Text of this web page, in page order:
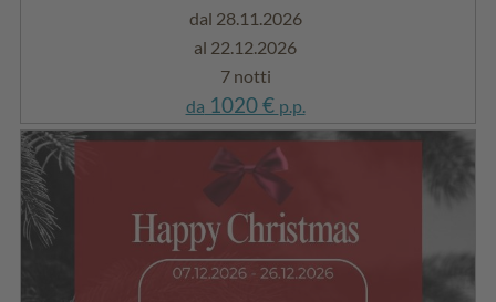
dal 28.11.2026
al 22.12.2026
7 notti
da 1020 € p.p.